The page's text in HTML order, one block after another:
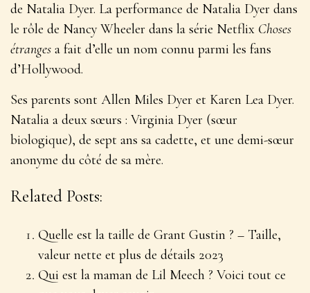
de Natalia Dyer. La performance de Natalia Dyer dans
le rôle de Nancy Wheeler dans la série Netflix Choses
étranges a fait d’elle un nom connu parmi les fans
d’Hollywood.
Ses parents sont Allen Miles Dyer et Karen Lea Dyer.
Natalia a deux sœurs : Virginia Dyer (sœur
biologique), de sept ans sa cadette, et une demi-sœur
anonyme du côté de sa mère.
Related Posts:
Quelle est la taille de Grant Gustin ? – Taille,
valeur nette et plus de détails 2023
Qui est la maman de Lil Meech ? Voici tout ce